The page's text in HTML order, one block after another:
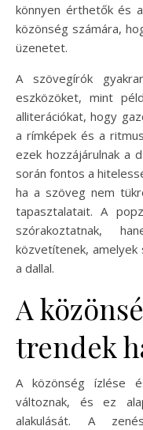
könnyen érthetők és
közönség számára,
üzenetet.
A szövegírók
eszközöket, mint
alliterációkat, hogy
a rímképek és a
ezek hozzájárulnak a
során fontos a
ha a szöveg nem
tapasztalatait. A
szórakoztatnak,
közvetítenek, amelyek
a dallal.
A
trendek
A közönség ízlése
változnak, és ez
alakulását. A